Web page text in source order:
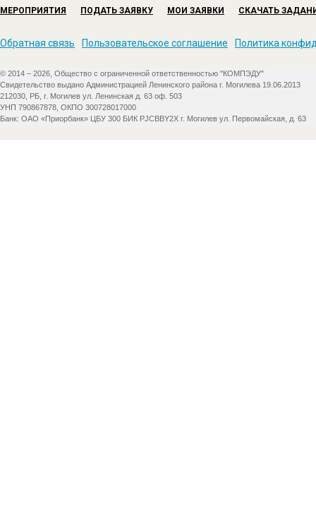
МЕРОПРИЯТИЯ ПОДАТЬ ЗАЯВКУ МОИ ЗАЯВКИ СКАЧАТЬ
Обратная связь Пользовательское соглашение Политика
© 2014 – 2026, Общество с ограниченной ответственностью "КОМПЭДУ"
Свидетельство выдано Администрацией Ленинского района г. Могилева 19.06.2013
212030, РБ, г. Могилев ул. Ленинская д. 63 оф. 503
УНП 790867878, ОКПО 300728017000
Банк: ОАО «Приорбанк» ЦБУ 300 БИК PJCBBY2X г. Могилев ул. Первомайская, д. 63